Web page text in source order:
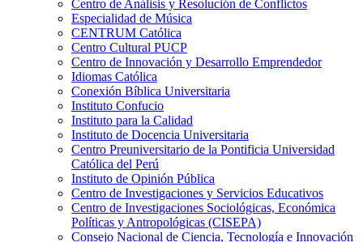
Centro de Análisis y Resolución de Conflictos
Especialidad de Música
CENTRUM Católica
Centro Cultural PUCP
Centro de Innovación y Desarrollo Emprendedor
Idiomas Católica
Conexión Bíblica Universitaria
Instituto Confucio
Instituto para la Calidad
Instituto de Docencia Universitaria
Centro Preuniversitario de la Pontificia Universidad
Católica del Perú
Instituto de Opinión Pública
Centro de Investigaciones y Servicios Educativos
Centro de Investigaciones Sociológicas, Económica
Políticas y Antropológicas (CISEPA)
Consejo Nacional de Ciencia, Tecnología e Innovación